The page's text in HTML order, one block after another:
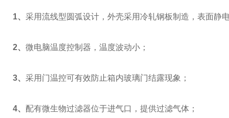
1、 采用流线型圆弧设计，外壳采用冷轧钢板制造，表面静
2、 微电脑温度控制器，温度波动小；
3、 采用门温控可有效防止箱内玻璃门结露现象；
4、 配有微生物过滤器位于进气口，提供过滤气体；